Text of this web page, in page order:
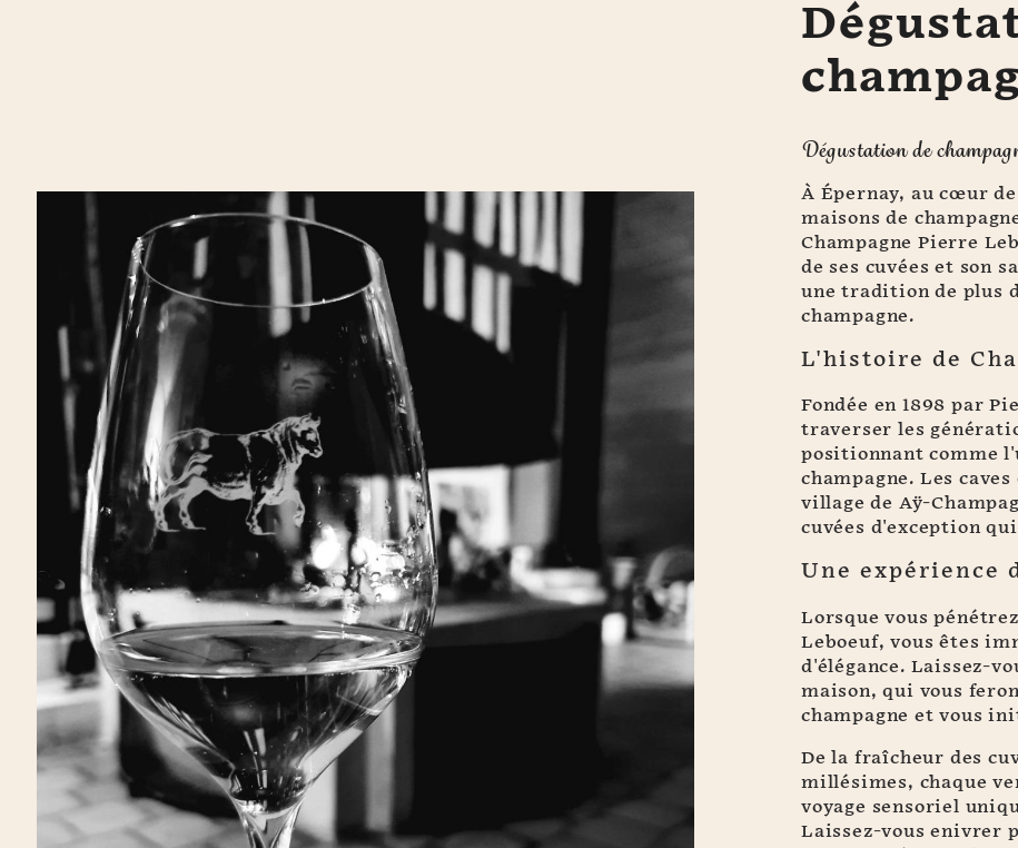
Dégustation de
À Épernay, au cœur
maisons de
Champagne Pierre
de ses cuvées et son
une tradition de plus
champagne.
L'histoire de
Fondée en 1898 par
traverser les
positionnant comme
champagne. Les
village de Aÿ-
cuvées d'exception
Une expérience
Lorsque vous
Leboeuf, vous êtes
d'élégance. Laissez-
maison, qui vous
champagne et vous
De la fraîcheur des
millésimes, chaque
voyage sensoriel
Laissez-vous enivrer